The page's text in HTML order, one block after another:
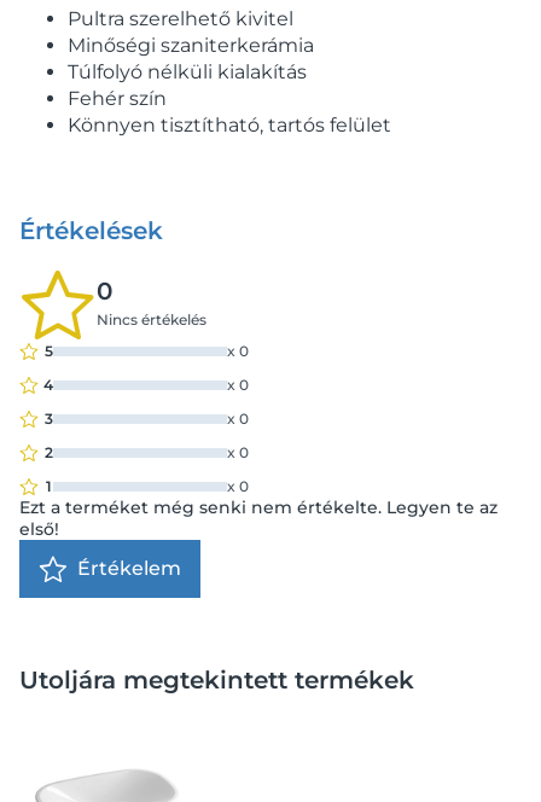
Pultra szerelhető kivitel
Minőségi szaniterkerámia
Túlfolyó nélküli kialakítás
Fehér szín
Könnyen tisztítható, tartós felület
Értékelések
0
Nincs értékelés
5
x 0
4
x 0
3
x 0
2
x 0
1
x 0
Ezt a terméket még senki nem értékelte. Legyen te az
első!
Értékelem
Utoljára megtekintett termékek